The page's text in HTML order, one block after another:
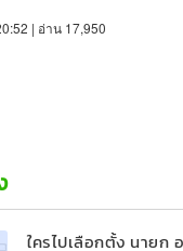
| อ่าน 17,950
ใครไปเลือกตั้ง นายก